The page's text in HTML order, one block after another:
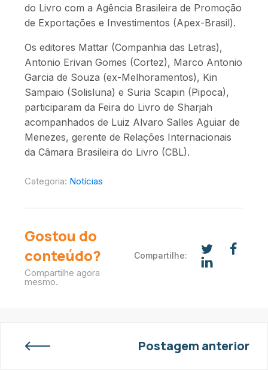
do Livro com a Agência Brasileira de Promoção
de Exportações e Investimentos (Apex-Brasil).
Os editores Mattar (Companhia das Letras),
Antonio Erivan Gomes (Cortez), Marco Antonio
Garcia de Souza (ex-Melhoramentos), Kin
Sampaio (Solisluna) e Suria Scapin (Pipoca),
participaram da Feira do Livro de Sharjah
acompanhados de Luiz Alvaro Salles Aguiar de
Menezes, gerente de Relações Internacionais
da Câmara Brasileira do Livro (CBL).
Categoria: Notícias
Gostou do
conteúdo?
Compartilhe agora
mesmo.
Compartilhe:
Postagem anterior